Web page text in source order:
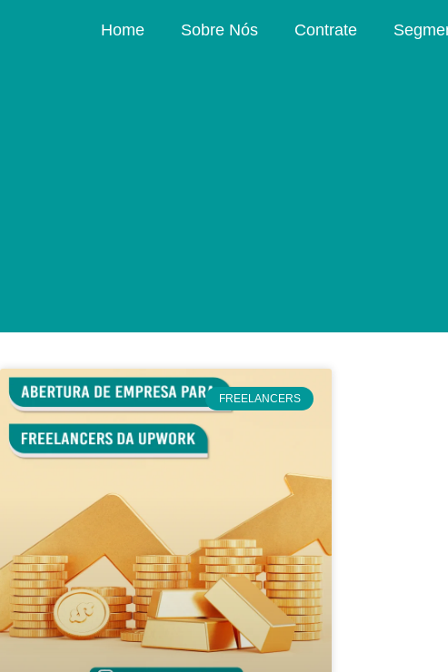
Home Sobre Nós Contrate
FREELANCERS